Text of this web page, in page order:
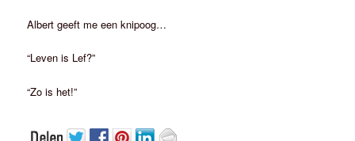
Albert geeft me een knipoog…
“Leven is Lef?”
“Zo is het!”